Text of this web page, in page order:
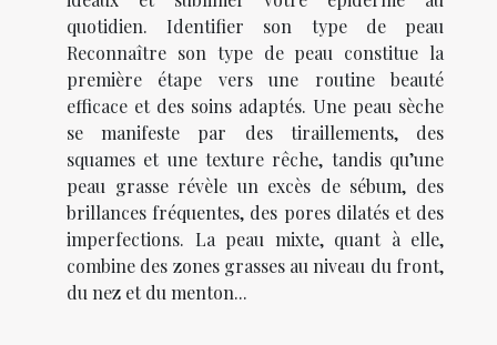
quotidien. Identifier son type de peau
Reconnaître son type de peau constitue la
première étape vers une routine beauté
efficace et des soins adaptés. Une peau sèche
se manifeste par des tiraillements, des
squames et une texture rêche, tandis qu’une
peau grasse révèle un excès de sébum, des
brillances fréquentes, des pores dilatés et des
imperfections. La peau mixte, quant à elle,
combine des zones grasses au niveau du front,
du nez et du menton...